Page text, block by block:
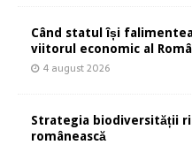
Când statul își
viitorul economic al
4 august 2026
Strategia biodiversității
românească